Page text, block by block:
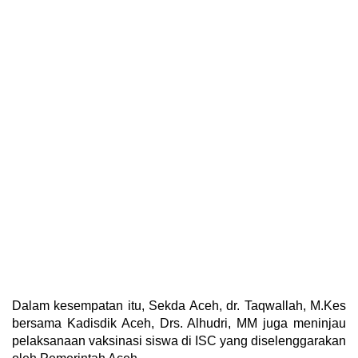
Dalam kesempatan itu, Sekda Aceh, dr. Taqwallah, M.Kes
bersama Kadisdik Aceh, Drs. Alhudri, MM juga meninjau
pelaksanaan vaksinasi siswa di ISC yang diselenggarakan